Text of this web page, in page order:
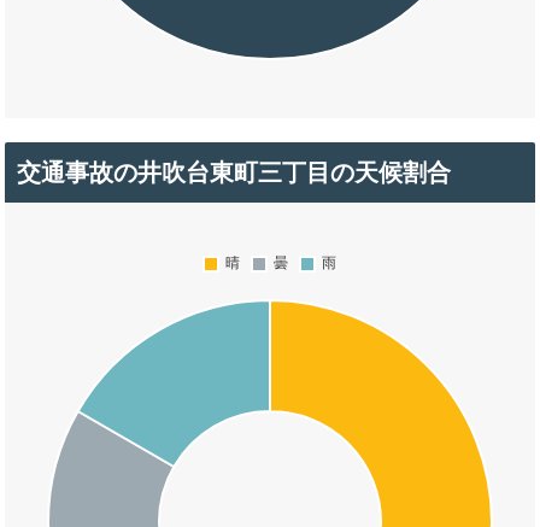
交通事故の井吹台東町三丁目の天候割合